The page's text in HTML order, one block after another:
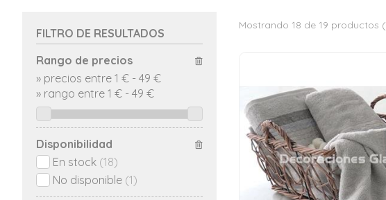
Mostrando 18 de 19 productos (
FILTRO DE RESULTADOS
Rango de precios
» precios entre 1 € - 49 €
» rango entre 1 € - 49 €
Disponibilidad
En stock (18)
No disponible (1)